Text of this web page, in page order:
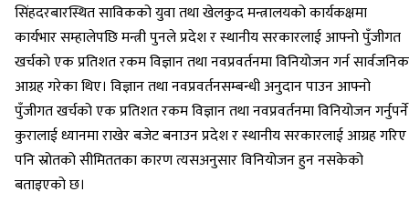
सिंहदरबारस्थित साविकको युवा तथा खेलकुद मन्त्रालयको कार्यकक्षमा
कार्यभार सम्हालेपछि मन्त्री पुनले प्रदेश र स्थानीय सरकारलाई आफ्नो पुँजीगत
खर्चको एक प्रतिशत रकम विज्ञान तथा नवप्रवर्तनमा विनियोजन गर्न सार्वजनिक
आग्रह गरेका थिए। विज्ञान तथा नवप्रवर्तनसम्बन्धी अनुदान पाउन आफ्नो
पुँजीगत खर्चको एक प्रतिशत रकम विज्ञान तथा नवप्रवर्तनमा विनियोजन गर्नुपर्ने
कुरालाई ध्यानमा राखेर बजेट बनाउन प्रदेश र स्थानीय सरकारलाई आग्रह गरिए
पनि स्रोतको सीमिततका कारण त्यसअनुसार विनियोजन हुन नसकेको
बताइएको छ।